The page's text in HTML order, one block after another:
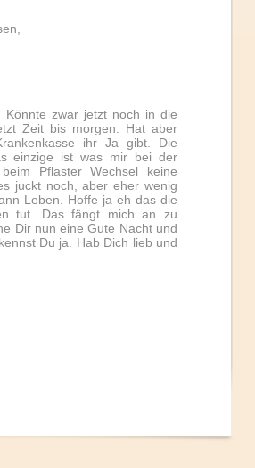
zwar jetzt noch in die
Zeit bis morgen. Hat aber
ihr Ja gibt. Die
einzige ist was mir bei der
Pflaster Wechsel keine
juckt noch, aber eher wenig
Leben. Hoffe ja eh das die
tut. Das fängt mich an zu
Dir nun eine Gute Nacht und
Du ja. Hab Dich lieb und